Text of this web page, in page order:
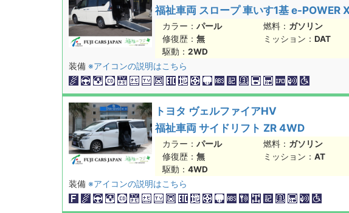
福祉車両 スロープ 車いす1基 e-POWER
カラー： パール 燃料： ガソリン
修復歴： 無 ミッション： DAT
駆動： 2WD
装備 ※アイコンの説明はこちら
トヨタ ヴェルファイアHV
福祉車両 サイドリフト ZR 4WD
カラー： パール 燃料： ガソリン
修復歴： 無 ミッション： AT
駆動： 4WD
装備 ※アイコンの説明はこちら